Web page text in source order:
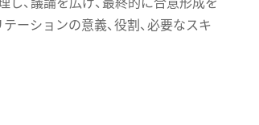
ーションの意義、役割、必要なスキ